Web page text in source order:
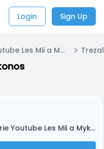
Login Sign Up
Serie Youtube Les Mii a Mykonos
Youtube Les Mii a Mykonos